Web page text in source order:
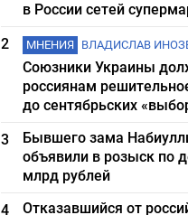
в России сетей
2
МНЕНИЯ ВЛАДИСЛАВ
Союзники Украины
россиянам
до сентябрьских
3
Бывшего зама
объявили в розыск по
млрд рублей
4
Отказавшийся от